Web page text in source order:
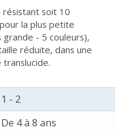
résistant soit 10
la plus petite
- 5 couleurs),
réduite, dans une
1 - 2
De 4 à 8 ans